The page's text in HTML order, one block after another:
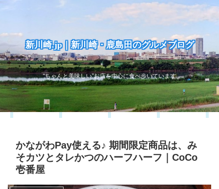
新川崎.jp｜新川崎・鹿島田のグルメブログ
“ちゃんと美味しい”お店を中心に食べ歩いています
かながわPay使える♪ 期間限定商品は、み
そカツとタレかつのハーフハーフ｜CoCo
壱番屋